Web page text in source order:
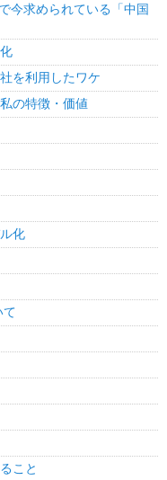
今求められている「中国
を利用したワケ
の特徴・価値
化
て
こと